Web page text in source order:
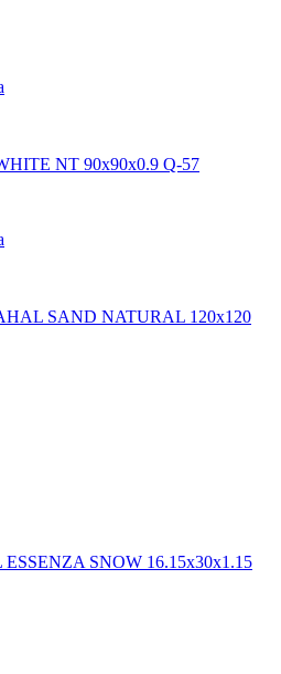
NT 90х90x0.9 Q-57
SAND NATURAL 120х120
SNOW 16.15х30x1.15